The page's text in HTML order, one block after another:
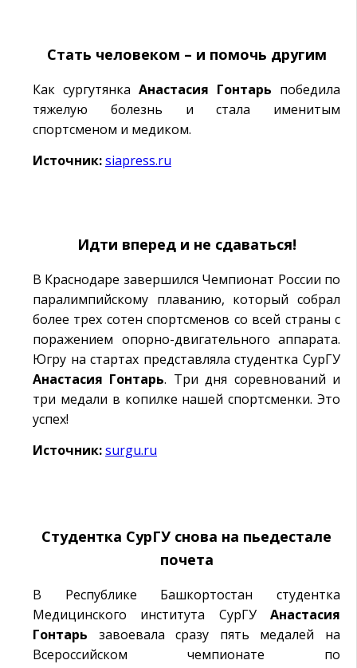
Стать человеком – и помочь другим
Как сургутянка Анастасия Гонтарь победила
тяжелую болезнь и стала именитым
спортсменом и медиком.
Источник:siapress.ru
Идти вперед и не сдаваться!
В Краснодаре завершился Чемпионат России по
паралимпийскому плаванию, который собрал
более трех сотен спортсменов со всей страны с
поражением опорно-двигательного аппарата.
Югру на стартах представляла студентка СурГУ
Анастасия Гонтарь. Три дня соревнований и
три медали в копилке нашей спортсменки. Это
успех!
Источник:surgu.ru
Студентка СурГУ снова на пьедестале
почета
В Республике Башкортостан студентка
Медицинского института СурГУ Анастасия
Гонтарь завоевала сразу пять медалей на
Всероссийском чемпионате по